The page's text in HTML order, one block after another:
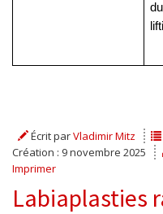
Écrit parVladimir Mitz
Création : 9 novembre 2025
Imprimer
Labiaplasties